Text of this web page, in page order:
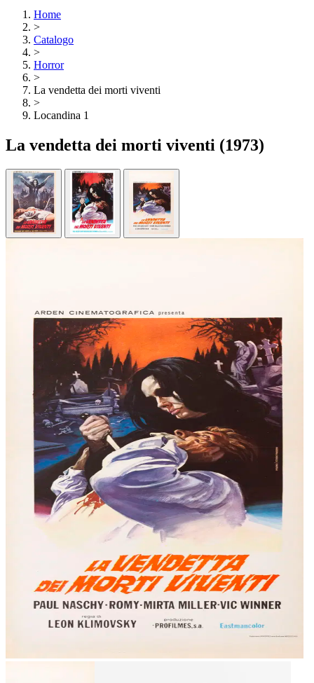
Home
>
Catalogo
>
Horror
>
La vendetta dei morti viventi
>
Locandina 1
La vendetta dei morti viventi (1973)